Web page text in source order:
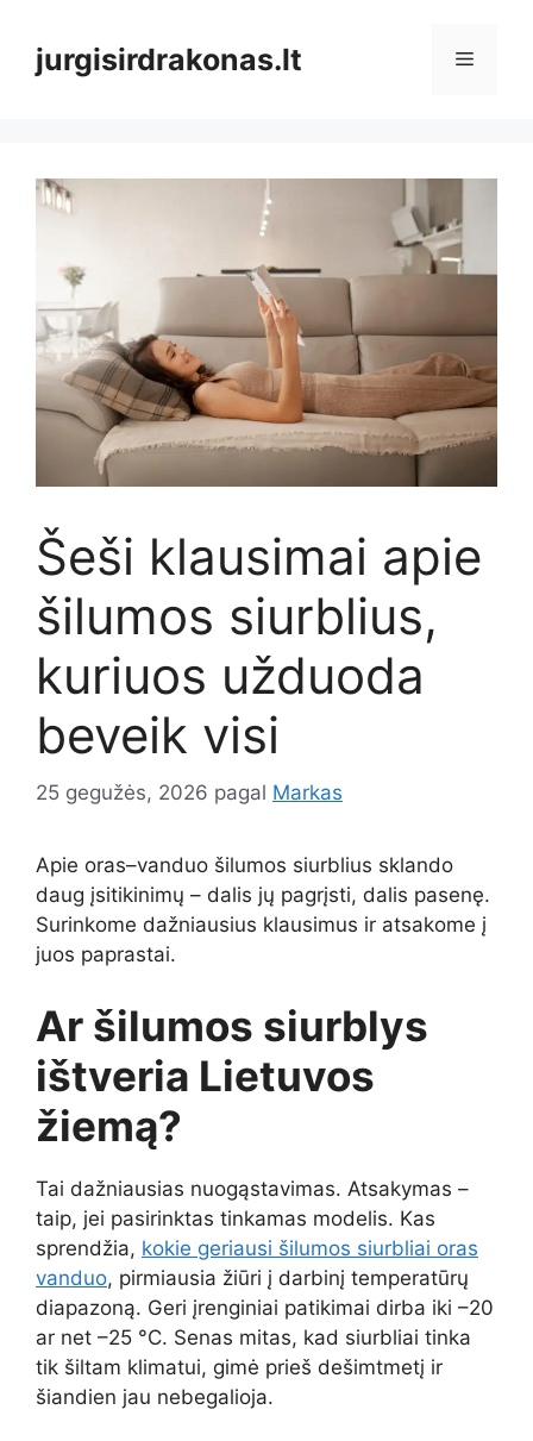
turiniojurgisirdrakonas.lt Meniu
Šeši klausimai apie
šilumos siurblius,
kuriuos užduoda
beveik visi
25 gegužės, 2026 pagal Markas
Apie oras–vanduo šilumos siurblius sklando
daug įsitikinimų – dalis jų pagrįsti, dalis pasenę.
Surinkome dažniausius klausimus ir atsakome į
juos paprastai.
Ar šilumos siurblys
ištveria Lietuvos
žiemą?
Tai dažniausias nuogąstavimas. Atsakymas –
taip, jei pasirinktas tinkamas modelis. Kas
sprendžia, kokie geriausi šilumos siurbliai oras
vanduo, pirmiausia žiūri į darbinį temperatūrų
diapazoną. Geri įrenginiai patikimai dirba iki –20
ar net –25 °C. Senas mitas, kad siurbliai tinka
tik šiltam klimatui, gimė prieš dešimtmetį ir
šiandien jau nebegalioja.